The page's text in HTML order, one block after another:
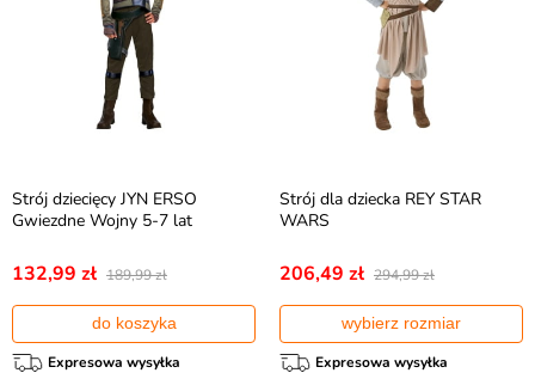
Strój dziecięcy JYN ERSO
Gwiezdne Wojny 5-7 lat
132,99 zł 189,99 zł
do koszyka
Expresowa wysyłka
Strój dla dziecka REY STAR
WARS
206,49 zł 294,99 zł
wybierz rozmiar
Expresowa wysyłka